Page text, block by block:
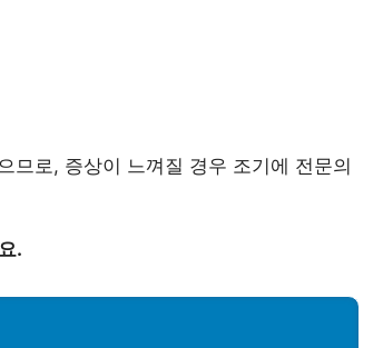
므로, 증상이 느껴질 경우 조기에 전문의
.